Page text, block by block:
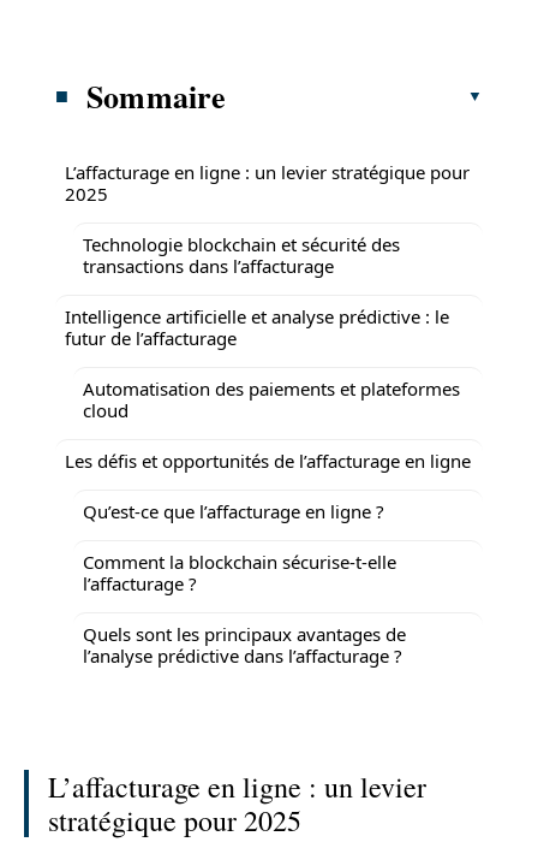
Sommaire
L’affacturage en ligne : un levier stratégique pour
2025
Technologie blockchain et sécurité des
transactions dans l’affacturage
Intelligence artificielle et analyse prédictive : le
futur de l’affacturage
Automatisation des paiements et plateformes
cloud
Les défis et opportunités de l’affacturage en ligne
Qu’est-ce que l’affacturage en ligne ?
Comment la blockchain sécurise-t-elle
l’affacturage ?
Quels sont les principaux avantages de
l’analyse prédictive dans l’affacturage ?
L’affacturage en ligne : un levier
stratégique pour 2025